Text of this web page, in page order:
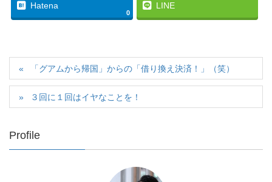
Hatena
0
LINE
「グアムから帰国」からの「借り換え決済！」（笑）
３回に１回はイヤなことを！
Profile